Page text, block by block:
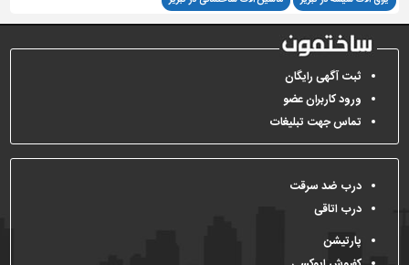
ثبت آگهی رایگان
ورود کاربران عضو
تماس جهت تبلیغات
درب ضد سرقت
درب اتاقی
پارتیشن